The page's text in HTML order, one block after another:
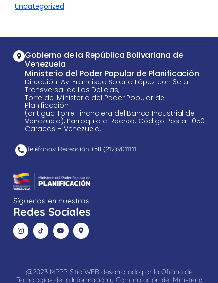
Uncategorized
Gobierno de la República Bolivariana de
Venezuela
Ministerio del Poder Popular de Planificación
Dirección: Av. Francisco Solano López con 3era
Transversal de Las Delicias,
Torre del Ministerio del Poder Popular de
Planificación
(antigua Torre Financiera del Banco Industrial de
Venezuela), Parroquia el Recreo. Código Postal 1050
Caracas – Venezuela.
Teléfonos: Recepción +58 ​(212)9011111
Síguenos en nuestras
Redes Sociales
@2023 MPPP. Sitio WEB desarrollado por la Oficina de
Tecnologías de la Información y Comunicación del Ministerio